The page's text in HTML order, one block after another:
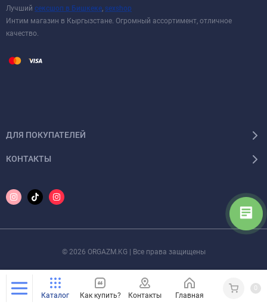
Лучший сексшоп в Бишкеке sexshop
Интим магазин в Кыргызстане. Огромный ассортимент, отличное
качество.
ДЛЯ ПОКУПАТЕЛЕЙ
КОНТАКТЫ
© 2026 ORGAZM.KG | Все права защищены
Каталог Как купить? Контакты Главная Кабинет
0